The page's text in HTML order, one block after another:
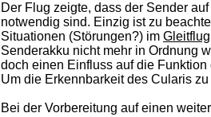
Der Flug zeigte, dass der Sender
notwendig sind. Einzig ist zu
Situationen (Störungen?) im Gleitflug
Senderakku nicht mehr in Ordnung
doch einen Einfluss auf die Funktion
Um die Erkennbarkeit des Cularis
Bei der Vorbereitung auf einen